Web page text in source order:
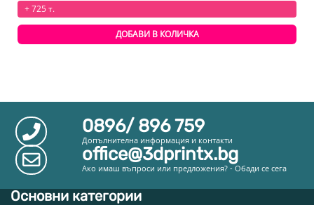
+ 725 т.
ДОБАВИ В КОЛИЧКА
0896/ 896 759
Допълнителна информация и контакти
office@3dprintx.bg
Ако имаш въпроси или предложения? - Обади се сега
Основни категории